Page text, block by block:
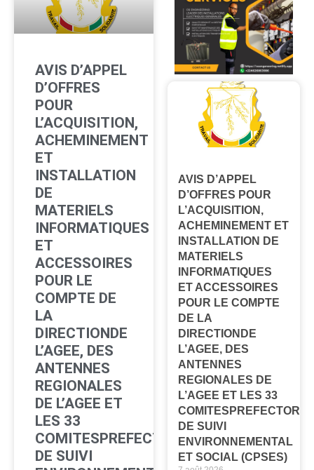
AVIS D’APPEL
D’OFFRES
POUR
L’ACQUISITION,
ACHEMINEMENT
ET
INSTALLATION
DE
MATERIELS
INFORMATIQUES
ET
ACCESSOIRES
POUR LE
COMPTE DE
LA
DIRECTIONDE
L’AGEE, DES
ANTENNES
REGIONALES
DE L’AGEE ET
LES 33
COMITESPREFECTORAUX
DE SUIVI
AVIS D’APPEL
D’OFFRES POUR
L’ACQUISITION,
ACHEMINEMENT ET
INSTALLATION DE
MATERIELS
INFORMATIQUES
ET ACCESSOIRES
POUR LE COMPTE
DE LA
DIRECTIONDE
L’AGEE, DES
ANTENNES
REGIONALES DE
L’AGEE ET LES 33
DE SUIVI
ENVIRONNEMENTAL
ET SOCIAL (CPSES)